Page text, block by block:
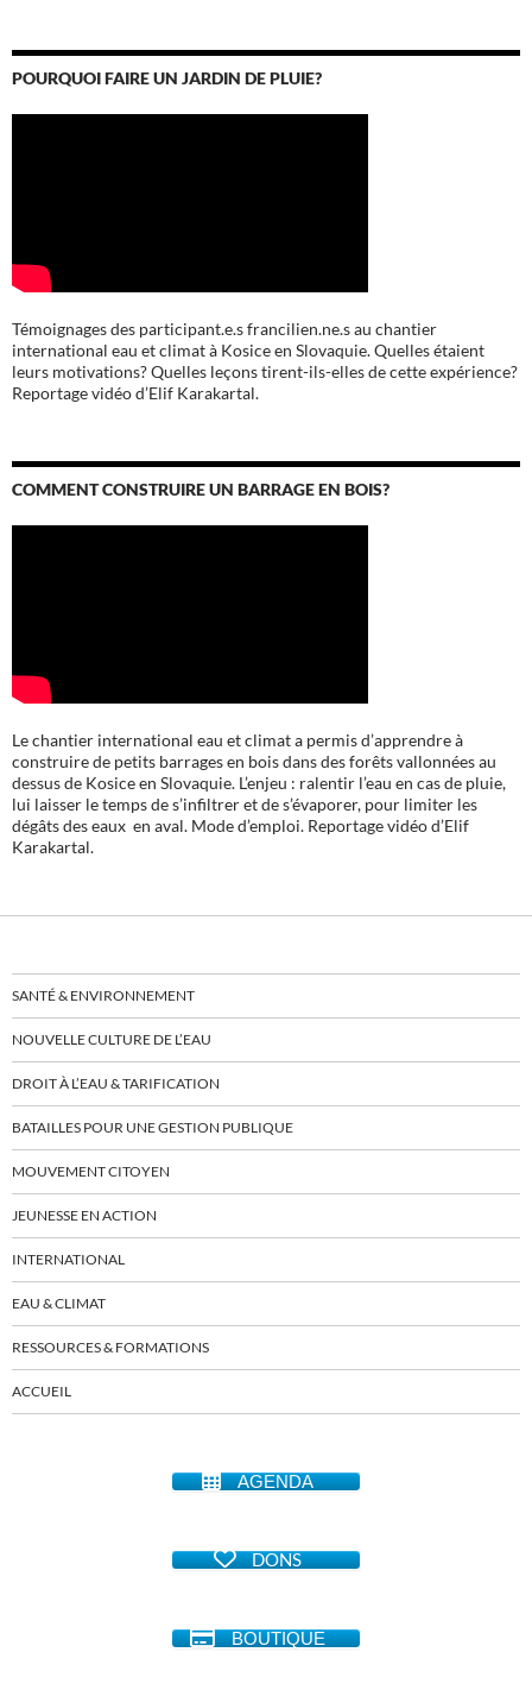
POURQUOI FAIRE UN JARDIN DE PLUIE?
Témoignages des participant.e.s francilien.ne.s au chantier
international eau et climat à Kosice en Slovaquie. Quelles étaient
leurs motivations? Quelles leçons tirent-ils-elles de cette expérience?
Reportage vidéo d’Elif Karakartal.
COMMENT CONSTRUIRE UN BARRAGE EN BOIS?
Le chantier international eau et climat a permis d’apprendre à
construire de petits barrages en bois dans des forêts vallonnées au
dessus de Kosice en Slovaquie. L’enjeu : ralentir l’eau en cas de pluie,
lui laisser le temps de s’infiltrer et de s’évaporer, pour limiter les
dégâts des eaux en aval. Mode d’emploi. Reportage vidéo d’Elif
Karakartal.
SANTÉ & ENVIRONNEMENT
NOUVELLE CULTURE DE L’EAU
DROIT À L’EAU & TARIFICATION
BATAILLES POUR UNE GESTION PUBLIQUE
MOUVEMENT CITOYEN
JEUNESSE EN ACTION
INTERNATIONAL
EAU & CLIMAT
RESSOURCES & FORMATIONS
ACCUEIL
AGENDA
DONS
BOUTIQUE